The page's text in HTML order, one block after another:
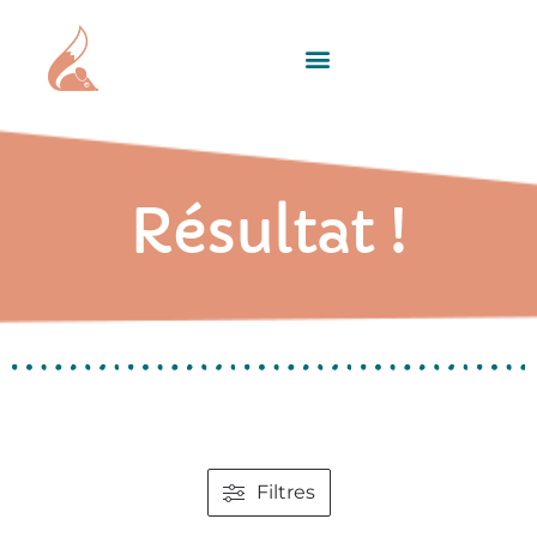
Résultat !
Filtres